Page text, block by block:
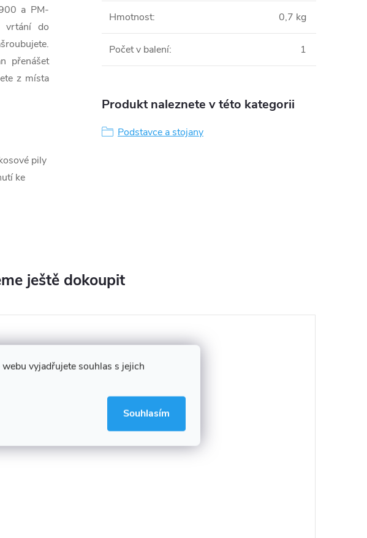
vyjadřujete souhlas s jejich
Souhlasím
a PM-
vrtání do
přenášet
z místa
pily
ke
Hmotnost: 0,7 kg
Počet v balení: 1
Produkt naleznete v této kategorii
Podstavce a stojany
ještě dokoupit